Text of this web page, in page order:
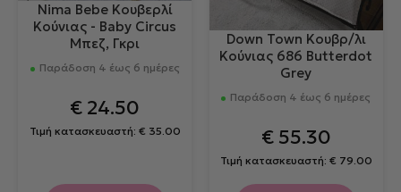
Nima Bebe Κουβερλί
Κούνιας - Baby Circus
Μπεζ, Γκρι
Παράδοση 4 έως 6 ημέρες
€ 24.50
Τιμή κατασκευαστή: € 35.00
Down Town Κουβρ/λι
Κούνιας 686 Butterdot
Grey
Παράδοση 4 έως 6 ημέρες
€55.30
Τιμή κατασκευαστή: € 79.00